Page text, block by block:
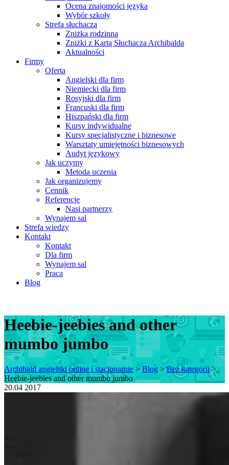
Ocena znajomości języka
Wybór szkoły
Strefa słuchacza
Zniżka rodzinna
Zniżki z Kartą Słuchacza Archibalda
Aktualności
Firmy
Oferta
Angielski dla firm
Niemiecki dla firm
Rosyjski dla firm
Francuski dla firm
Hiszpański dla firm
Kursy indywidualne
Kursy specjalistyczne i biznesowe
Warsztaty umiejętności biznesowych
Audyt językowy
Jak uczymy
Metoda uczenia
Jak organizujemy
Cennik
Referencje
Nasi partnerzy
Wynajem sal
Strefa wiedzy
Kontakt
Kontakt
Dla firm
Wynajem sal
Praca
Blog
Heebie-jeebies and other
mumbo jumbo
Archibald angielski online i stacjonarnie >Blog >Bez kategorii>
Heebie-jeebies and other mumbo jumbo
20.04 2017